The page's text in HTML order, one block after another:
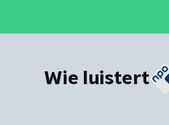
Wie luistert